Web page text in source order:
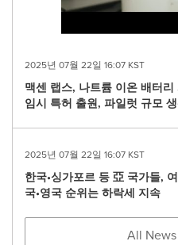
2025년 07월 22일 16:07 KST
맥센 랩스, 나트륨 이온 배터
임시 특허 출원, 파일럿 규모
2025년 07월 22일 16:07 KST
한국•싱가포르 등 亞 국가들,
국•영국 순위는 하락세 지속
All